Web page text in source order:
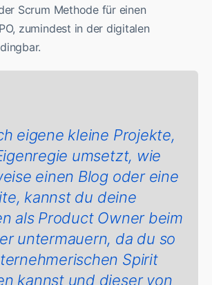
Scrum Methode für einen
zumindest in der digitalen
eigene kleine Projekte,
umsetzt, wie
einen Blog oder eine
kannst du deine
als Product Owner beim
untermauern, da du so
Spirit
kannst und dieser von